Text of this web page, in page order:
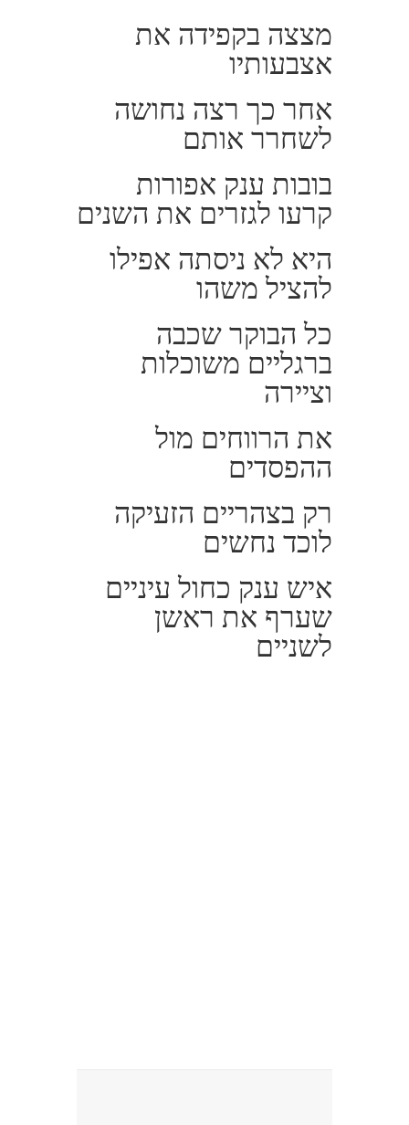
מצצה בקפידה את
אצבעותיו
אחר כך רצה נחושה
לשחרר אותם
בובות ענק אפורות
קרעו לגזרים את השנים
היא לא ניסתה אפילו
להציל משהו
כל הבוקר שכבה
ברגליים משוכלות
וציירה
את הרווחים מול
ההפסדים
רק בצהריים הזעיקה
לוכד נחשים
איש ענק כחול עיניים
שערף את ראשן
לשניים